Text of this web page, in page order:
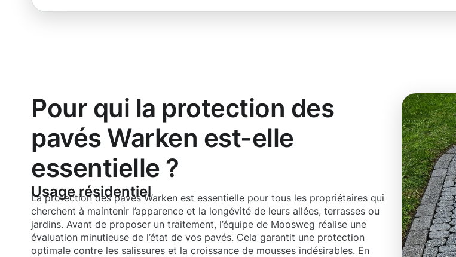
Pour qui la protection des
pavés Warken est-elle
essentielle ?
Usage résidentiel
La protection des pavés Warken est essentielle pour tous les propriétaires qui
cherchent à maintenir l’apparence et la longévité de leurs allées, terrasses ou
jardins. Avant de proposer un traitement, l’équipe de Moosweg réalise une
évaluation minutieuse de l’état de vos pavés. Cela garantit une protection
optimale contre les salissures et la croissance de mousses indésirables. En